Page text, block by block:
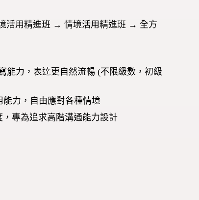
活用精進班 → 情境活用精進班 → 全方
能力，表達更自然流暢 (不限級數，初級
力，自由應對各種情境
專為追求高階溝通能力設計